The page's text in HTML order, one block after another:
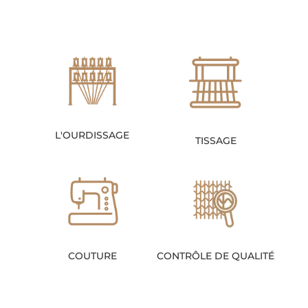
L'OURDISSAGE TISSAGE
COUTURE CONTRÔLE DE QUALITÉ